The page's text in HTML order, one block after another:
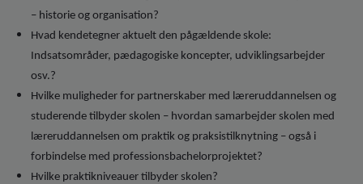
– historie og organisation?
Hvad kendetegner aktuelt den pågældende skole:
Indsatsområder, pædagogiske koncepter, udviklingsarbejder
osv.?
Hvilke muligheder for partnerskaber med læreruddannelsen og
studerende tilbyder skolen – hvordan samarbejder skolen med
læreruddannelsen om praktik og praksistilknytning – også i
forbindelse med professionsbachelorprojektet?
Hvilke praktikniveauer tilbyder skolen?